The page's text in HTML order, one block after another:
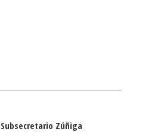
Subsecretario Zúñiga